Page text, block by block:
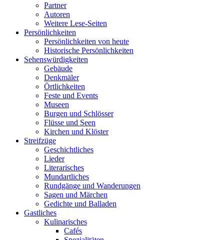
Partner
Autoren
Weitere Lese-Seiten
Persönlichkeiten
Persönlichkeiten von heute
Historische Persönlichkeiten
Sehenswürdigkeiten
Gebäude
Denkmäler
Örtlichkeiten
Feste und Events
Museen
Burgen und Schlösser
Flüsse und Seen
Kirchen und Klöster
Streifzüge
Geschichtliches
Lieder
Literarisches
Mundartliches
Rundgänge und Wanderungen
Sagen und Märchen
Gedichte und Balladen
Gastliches
Kulinarisches
Cafés